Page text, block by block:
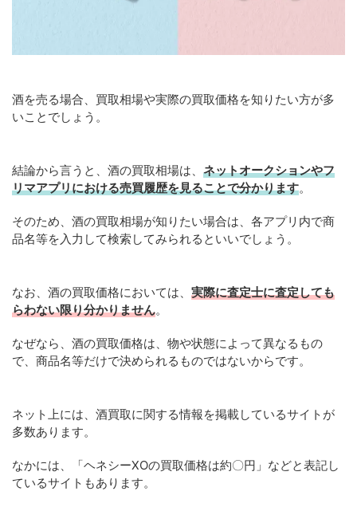
酒を売る場合、買取相場や実際の買取価格を知りたい方が多
いことでしょう。
結論から言うと、酒の買取相場は、 ネットオークションやフ
リマアプリにおける売買履歴を見ることで分かります。
そのため、酒の買取相場が知りたい場合は、各アプリ内で商
品名等を入力して検索してみられるといいでしょう。
なお、酒の買取価格においては、 実際に査定士に査定しても
らわない限り分かりません。
なぜなら、酒の買取価格は、物や状態によって異なるもの
で、商品名等だけで決められるものではないからです。
ネット上には、酒買取に関する情報を掲載しているサイトが
多数あります。
なかには、「ヘネシーXOの買取価格は約〇円」などと表記し
ているサイトもあります。